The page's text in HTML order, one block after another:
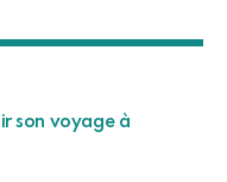
son voyage à